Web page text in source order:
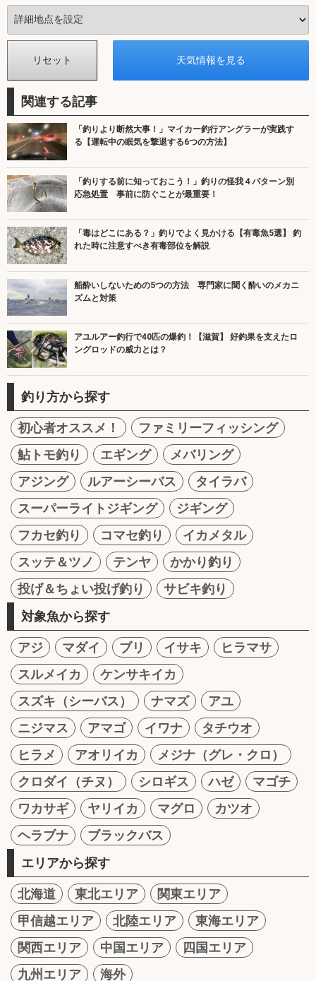
関連する記事
「釣りより断然大事！」マイカー釣行アングラーが実践す
る【運転中の眠気を撃退する6つの方法】
「釣りする前に知っておこう！」釣りの怪我４パターン別
応急処置 事前に防ぐことが最重要！
「毒はどこにある？」釣りでよく見かける【有毒魚5選】 釣
れた時に注意すべき有毒部位を解説
船酔いしないための5つの方法 専門家に聞く酔いのメカニ
ズムと対策
アユルアー釣行で40匹の爆釣！【滋賀】 好釣果を支えたロ
ングロッドの威力とは？
釣り方から探す
初心者オススメ！
ファミリーフィッシング
鮎トモ釣り
エギング
メバリング
アジング
ルアーシーバス
タイラバ
スーパーライトジギング
ジギング
フカセ釣り
コマセ釣り
イカメタル
スッテ＆ツノ
テンヤ
かかり釣り
投げ＆ちょい投げ釣り
サビキ釣り
対象魚から探す
アジ マダイ ブリ イサキ
ヒラマサ
スルメイカ
ケンサキイカ
スズキ（シーバス）
ナマズ
アユ
ニジマス
アマゴ イワナ
タチウオ
ヒラメ
アオリイカ
メジナ（グレ・クロ）
クロダイ（チヌ）
シロギス ハゼ
マゴチ
ワカサギ
ヤリイカ マグロ
カツオ
ヘラブナ
ブラックバス
エリアから探す
北海道 東北エリア
関東エリア
甲信越エリア
北陸エリア
東海エリア
関西エリア
中国エリア
四国エリア
九州エリア
海外